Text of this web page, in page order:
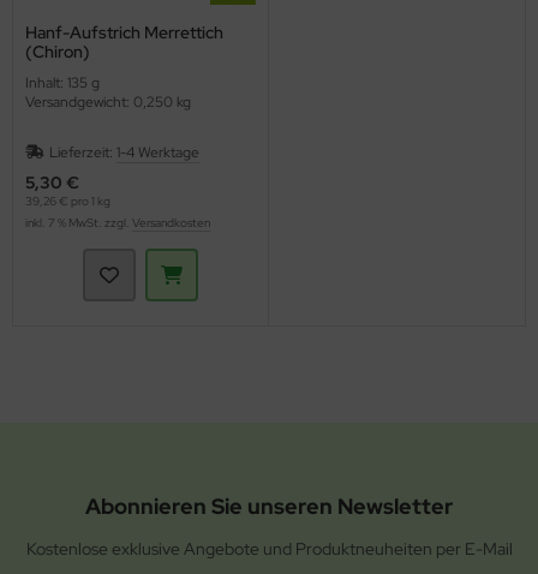
Hanf-Aufstrich Merrettich
(Chiron)
Inhalt: 135 g
Versandgewicht: 0,250 kg
Lieferzeit: 1-4 Werktage
5,30 €
39,26 € pro 1 kg
inkl. 7 % MwSt. zzgl. Versandkosten
Abonnieren Sie unseren Newsletter
Kostenlose exklusive Angebote und Produktneuheiten per E-Mail